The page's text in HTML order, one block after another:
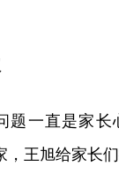
题一直是家
王旭给家长们